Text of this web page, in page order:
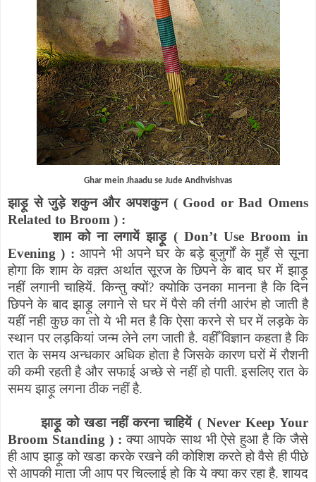
Ghar mein Jhaadu se Jude Andhvishvas
झाड़ू से जुड़े शकुन और अपशकुन (Good or Bad Omens
Related to Broom ) :
शाम को ना लगायें झाड़ू (Don’t Use Broom in
Evening) : आपने भी अपने घर के बड़े बुजुर्गों के मुहँ से सूना
होगा कि शाम के वक़्त अर्थात सूरज के छिपने के बाद घर में झाड़ू
नहीं लगानी चाहियें. किन्तु क्यों?क्योकि उनका मानना है कि दिन
छिपने के बाद झाड़ू लगाने से घर में पैसे की तंगी आरंभ हो जाती है
यहीं नही कुछ का तो ये भी मत है कि ऐसा करने से घर में लड़के के
स्थान पर लड़कियां जन्म लेने लग जाती है. वहीँ विज्ञान कहता है कि
रात के समय अन्धकार अधिक होता है जिसके कारण घरों में रौशनी
की कमी रहती है और सफाई अच्छे से नहीं हो पाती. इसलिए रात के
समय झाड़ू लगना ठीक नहीं है.
झाड़ू को खडा नहीं करना चाहियें (Never Keep Your
Broom Standing) : क्या आपके साथ भी ऐसे हुआ है कि जैसे
ही आप झाड़ू को खडा करके रखने की कोशिश करते हो वैसे ही पीछे
से आपकी माता जी आप पर चिल्लाई हो कि ये क्या कर रहा है. शायद